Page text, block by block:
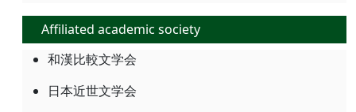
Affiliated academic society
和漢比較文学会
日本近世文学会